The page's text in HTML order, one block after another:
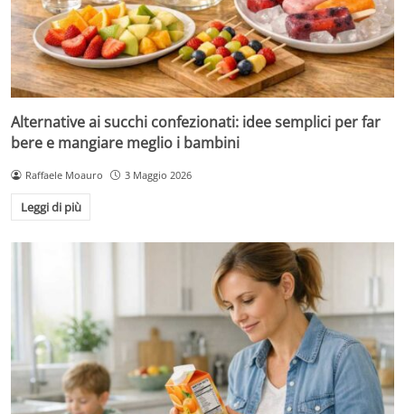
Alternative ai succhi confezionati: idee semplici per far
bere e mangiare meglio i bambini
Raffaele Moauro 3 Maggio 2026
Leggi di più